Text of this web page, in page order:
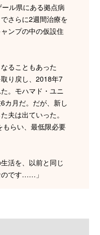
ル県にある拠点病
さらに2週間治療を
ンプの中の仮設住
ることもあった
り戻し、2018年7
。モハマド・ユニ
カ月だ。だが、新し
夫は出ていった。
らい、最低限必要
活を、以前と同じ
のです……」